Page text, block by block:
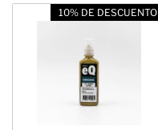
10% DE DESCUENTO